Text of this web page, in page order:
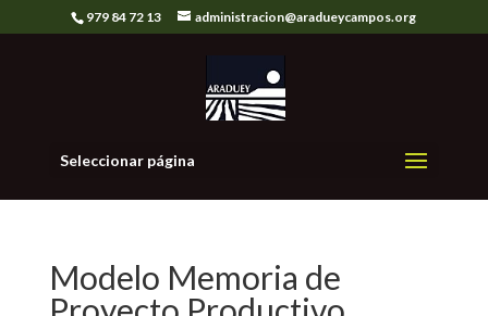
979 84 72 13 administracion@aradueycampos.org
Seleccionar página
Modelo Memoria de